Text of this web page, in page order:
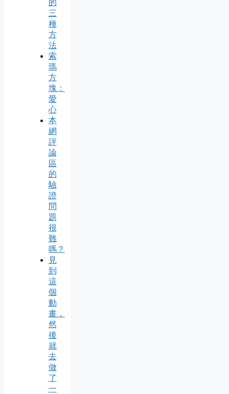
的
三
種
方
法
索
瑪
方
塊：
愛
心
本
網
評
論
區
的
驗
證
問
題
很
難
嗎？
見
到
這
個
動
畫，
然
後
就
去
做
了
一